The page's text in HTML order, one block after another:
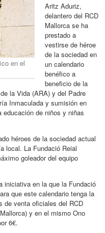
en el
Aritz Aduriz,
delantero del RCD
Mallorca se ha
prestado a
vestirse de héroe
de la sociedad en
un calendario
benéfico a
beneficio de la
la Vida (ARA) y del Padre
Inmaculada y sumisión en
de niños y niñas
héroes de la sociedad actual
local. La Fundació Reial
goleador del equipo
iniciativa en la que la Fundació
que este calendario tenga la
de venta oficiales del RCD
y en el mismo Ono
6€.